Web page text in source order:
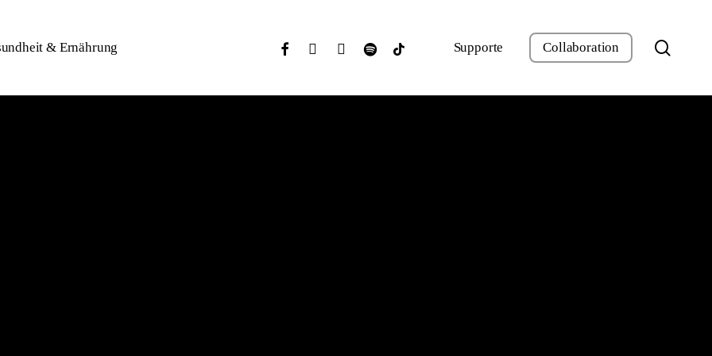
& Ernährung Supporte Collaboration
facebookyoutubeinstagramspotifytiktok